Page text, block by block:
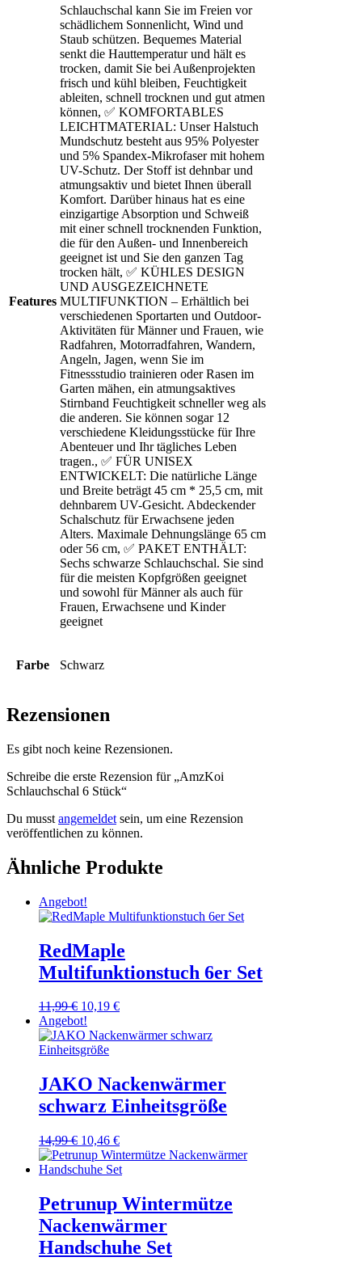
Features
Schlauchschal kann Sie im Freien vor
schädlichem Sonnenlicht, Wind und
Staub schützen. Bequemes Material
senkt die Hauttemperatur und hält es
trocken, damit Sie bei Außenprojekten
frisch und kühl bleiben, Feuchtigkeit
ableiten, schnell trocknen und gut atmen
können, ✅ KOMFORTABLES
LEICHTMATERIAL: Unser Halstuch
Mundschutz besteht aus 95% Polyester
und 5% Spandex-Mikrofaser mit hohem
UV-Schutz. Der Stoff ist dehnbar und
atmungsaktiv und bietet Ihnen überall
Komfort. Darüber hinaus hat es eine
einzigartige Absorption und Schweiß
mit einer schnell trocknenden Funktion,
die für den Außen- und Innenbereich
geeignet ist und Sie den ganzen Tag
trocken hält, ✅ KÜHLES DESIGN
UND AUSGEZEICHNETE
MULTIFUNKTION – Erhältlich bei
verschiedenen Sportarten und Outdoor-
Aktivitäten für Männer und Frauen, wie
Radfahren, Motorradfahren, Wandern,
Angeln, Jagen, wenn Sie im
Fitnessstudio trainieren oder Rasen im
Garten mähen, ein atmungsaktives
Stirnband Feuchtigkeit schneller weg als
die anderen. Sie können sogar 12
verschiedene Kleidungsstücke für Ihre
Abenteuer und Ihr tägliches Leben
tragen., ✅ FÜR UNISEX
ENTWICKELT: Die natürliche Länge
und Breite beträgt 45 cm * 25,5 cm, mit
dehnbarem UV-Gesicht. Abdeckender
Schalschutz für Erwachsene jeden
Alters. Maximale Dehnungslänge 65 cm
oder 56 cm, ✅ PAKET ENTHÄLT:
Sechs schwarze Schlauchschal. Sie sind
für die meisten Kopfgrößen geeignet
und sowohl für Männer als auch für
Frauen, Erwachsene und Kinder
geeignet
Farbe Schwarz
Rezensionen
Es gibt noch keine Rezensionen.
Schreibe die erste Rezension für „AmzKoi
Schlauchschal 6 Stück“
Du musst angemeldet sein, um eine Rezension
veröffentlichen zu können.
Ähnliche Produkte
Angebot!
RedMaple
Multifunktionstuch 6er Set
11,99€ Ursprünglicher
Preis
war:
11,99 €
10,19 €Aktueller
ist:
Angebot!
JAKO Nackenwärmer
schwarz Einheitsgröße
14,99€ Ursprünglicher
Preis
war:
10,46 €Aktueller
Preis
ist:
Petrunup Wintermütze
Nackenwärmer
Handschuhe Set